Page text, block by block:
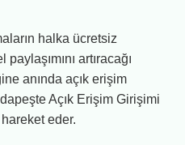
halka ücretsiz
artıracağı
anında açık erişim
Açık Erişim Girişimi
eder.